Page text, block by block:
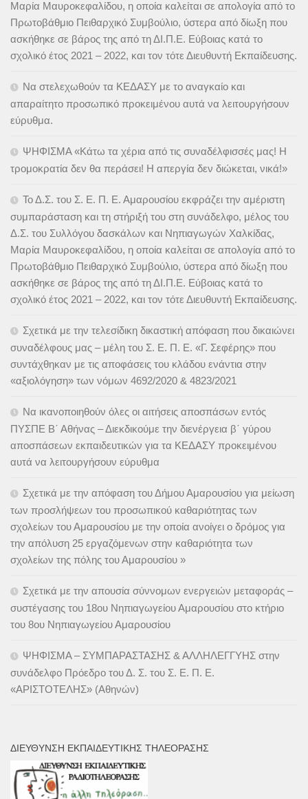
Μαρία Μαυροκεφαλίδου, η οποία καλείται σε απολογία από το
Πρωτοβάθμιο Πειθαρχικό Συμβούλιο, ύστερα από δίωξη που
ασκήθηκε σε βάρος της από τη ΔΙ.Π.Ε. Εύβοιας κατά το
σχολικό έτος 2021 – 2022, και τον τότε Διευθυντή Εκπαίδευσης.
Να στελεχωθούν τα ΚΕΔΑΣΥ με το αναγκαίο και
απαραίτητο προσωπικό προκειμένου αυτά να λειτουργήσουν
εύρυθμα.
ΨΗΦΙΣΜΑ «Κάτω τα χέρια από τις συναδέλφισσές μας! Η
τρομοκρατία δεν θα περάσει! Η απεργία δεν διώκεται, νικά!»
Το Δ.Σ. του Σ. Ε. Π. Ε. Αμαρουσίου εκφράζει την αμέριστη
συμπαράσταση και τη στήριξή του στη συνάδελφο, μέλος του
Δ.Σ. του Συλλόγου δασκάλων και Νηπιαγωγών Χαλκίδας,
Μαρία Μαυροκεφαλίδου, η οποία καλείται σε απολογία από το
Πρωτοβάθμιο Πειθαρχικό Συμβούλιο, ύστερα από δίωξη που
ασκήθηκε σε βάρος της από τη ΔΙ.Π.Ε. Εύβοιας κατά το
σχολικό έτος 2021 – 2022, και τον τότε Διευθυντή Εκπαίδευσης.
Σχετικά με την τελεσίδικη δικαστική απόφαση που δικαιώνει
συναδέλφους μας – μέλη του Σ. Ε. Π. Ε. «Γ. Σεφέρης» που
συντάχθηκαν με τις αποφάσεις του κλάδου ενάντια στην
«αξιολόγηση» των νόμων 4692/2020 & 4823/2021
Να ικανοποιηθούν όλες οι αιτήσεις αποσπάσων εντός
ΠΥΣΠΕ Β΄ Αθήνας – Διεκδικούμε την διενέργεια β΄ γύρου
αποσπάσεων εκπαιδευτικών για τα ΚΕΔΑΣΥ προκειμένου
αυτά να λειτουργήσουν εύρυθμα
Σχετικά με την απόφαση του Δήμου Αμαρουσίου για μείωση
των προσλήψεων του προσωπικού καθαριότητας των
σχολείων του Αμαρουσίου με την οποία ανοίγει ο δρόμος για
την απόλυση 25 εργαζόμενων στην καθαριότητα των
σχολείων της πόλης του Αμαρουσίου »
Σχετικά με την απουσία σύννομων ενεργειών μεταφοράς –
συστέγασης του 18ου Νηπιαγωγείου Αμαρουσίου στο κτήριο
του 8ου Νηπιαγωγείου Αμαρουσίου
ΨΗΦΙΣΜΑ – ΣΥΜΠΑΡΑΣΤΑΣΗΣ & ΑΛΛΗΛΕΓΓΥΗΣ στην
συνάδελφο Πρόεδρο του Δ. Σ. του Σ. Ε. Π. Ε.
«ΑΡΙΣΤΟΤΕΛΗΣ» (Αθηνών)
ΔΙΕΎΘΥΝΣΗ ΕΚΠΑΙΔΕΥΤΙΚΉΣ ΤΗΛΕΌΡΑΣΗΣ